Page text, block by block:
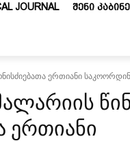
JOURNAL ᲨᲔᲜᲘ
ერთიანი
ერთიანი